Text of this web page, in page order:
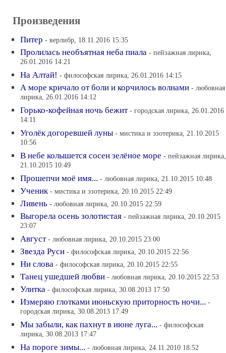
Произведения
Питер - верлибр, 18.11.2016 15:35
Пролилась необъятная неба пиала - пейзажная лирика,
26.01.2016 14:21
На Алтай! - философская лирика, 26.01.2016 14:15
А море кричало от боли и корчилось волнами - любовная
лирика, 26.01.2016 14:12
Горько-кофейная ночь бежит - городская лирика, 26.01.2016
14:11
Уголёк догоревшей луны - мистика и эзотерика, 21.10.2015
10:56
В небе колышется сосен зелёное море - пейзажная лирика,
21.10.2015 10:49
Прошепчи моё имя... - любовная лирика, 21.10.2015 10:48
Ученик - мистика и эзотерика, 20.10.2015 22:49
Ливень - любовная лирика, 20.10.2015 22:59
Выгорела осень золотистая - пейзажная лирика, 20.10.2015
23:07
Август - любовная лирика, 20.10.2015 23:00
Звезда Руси - философская лирика, 20.10.2015 22:56
Ни слова - философская лирика, 20.10.2015 22:55
Танец ушедшей любви - любовная лирика, 20.10.2015 22:53
Улитка - философская лирика, 30.08.2013 17:50
Измеряю глотками июньскую приторность ночи... -
городская лирика, 30.08.2013 17:49
Мы забыли, как пахнут в июне луга... - философская
лирика, 30.08.2013 17:47
На пороге зимы... - любовная лирика, 24.11.2010 18:52